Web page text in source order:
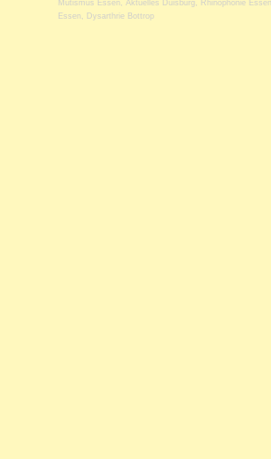
Mutismus Essen Aktuelles Duisburg Rhinophonie Essen
Essen
Dysarthrie Bottrop